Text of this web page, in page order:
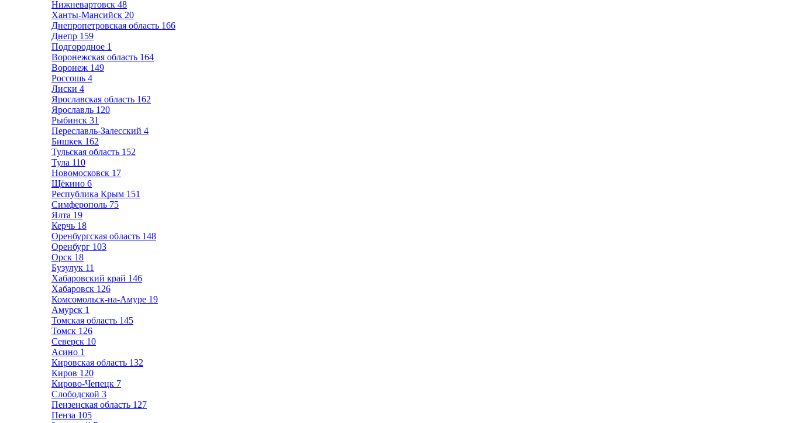
Нижневартовск 48
Ханты-Мансийск 20
Днепропетровская область 166
Днепр 159
Подгородное 1
Воронежская область 164
Воронеж 149
Россошь 4
Лиски 4
Ярославская область 162
Ярославль 120
Рыбинск 31
Переславль-Залесский 4
Бишкек 162
Тульская область 152
Тула 110
Новомосковск 17
Щёкино 6
Республика Крым 151
Симферополь 75
Ялта 19
Керчь 18
Оренбургская область 148
Оренбург 103
Орск 18
Бузулук 11
Хабаровский край 146
Хабаровск 126
Комсомольск-на-Амуре 19
Амурск 1
Томская область 145
Томск 126
Северск 10
Асино 1
Кировская область 132
Киров 120
Кирово-Чепецк 7
Слободской 3
Пензенская область 127
Пенза 105